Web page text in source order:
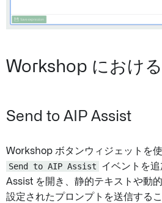
Workshop におけ
Send to AIP Assist
Workshop ボタンウィジェットを
Send to AIP Assist
イベントを
Assist を開き、静的テキストや動
設定されたプロンプトを送信する